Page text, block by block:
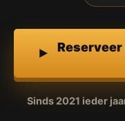
Sinds 2021 ieder